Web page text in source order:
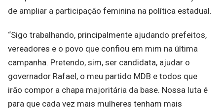
de ampliar a participação feminina na política estadual.
“Sigo trabalhando, principalmente ajudando prefeitos,
vereadores e o povo que confiou em mim na última
campanha. Pretendo, sim, ser candidata, ajudar o
governador Rafael, o meu partido MDB e todos que
irão compor a chapa majoritária da base. Nossa luta é
para que cada vez mais mulheres tenham mais